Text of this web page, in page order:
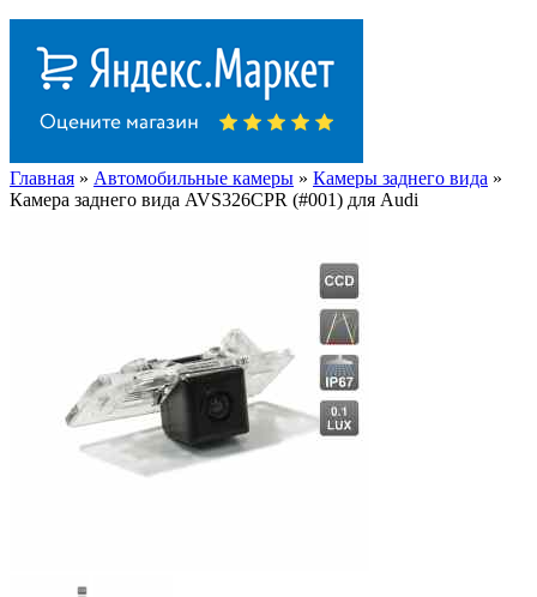
Главная » Автомобильные камеры » Камеры заднего вида »
Камера заднего вида AVS326CPR (#001) для Audi